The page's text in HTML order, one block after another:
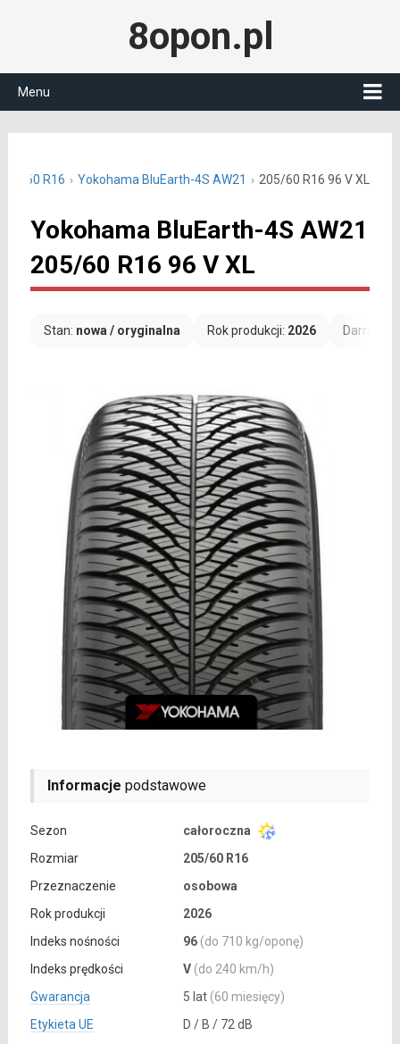
8opon.pl
Menu
60 R16 Yokohama BluEarth-4S AW21 205/60 R16 96 V XL
Yokohama BluEarth-4S AW21
205/60 R16 96 V XL
Stan: nowa / oryginalna Rok produkcji: 2026
Informacje podstawowe
Sezon
całoroczna
Rozmiar
205/60 R16
Przeznaczenie
osobowa
Rok produkcji
2026
Indeks nośności
96 (do 710 kg/oponę)
Indeks prędkości
V (do 240 km/h)
Gwarancja
5 lat (60 miesięcy)
Etykieta UE
D / B / 72 dB